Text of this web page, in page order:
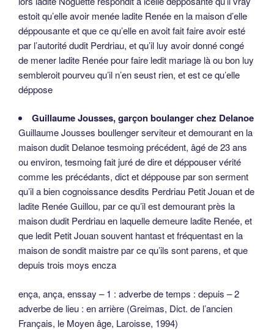
estoit qu’elle avoir menée ladite Renée en la maison d’elle
déppousante et que ce qu’elle en avoit fait faire avoir esté
par l’autorité dudit Perdriau, et qu’il luy avoir donné congé
de mener ladite Renée pour faire ledit mariage là ou bon luy
sembleroit pourveu qu’il n’en seust rien, et est ce qu’elle
déppose
Guillaume Jousses, garçon boulanger chez Delanoe
Guillaume Jousses boullenger serviteur et demourant en la
maison dudit Delanoe tesmoing précédent, âgé de 23 ans
ou environ, tesmoing fait juré de dire et déppouser vérité
comme les précédants, dict et déppouse par son serment
qu’il a bien cognoissance desdits Perdriau Petit Jouan et de
ladite Renée Guillou, par ce qu’il est demourant près la
maison dudit Perdriau en laquelle demeure ladite Renée, et
que ledit Petit Jouan souvent hantast et fréquentast en la
maison de sondit maistre par ce qu’ils sont parens, et que
depuis trois moys encza
ença, ança, enssay – 1 : adverbe de temps : depuis – 2
adverbe de lieu : en arrière (Greimas, Dict. de l’ancien
Français, le Moyen âge, Laroisse, 1994)